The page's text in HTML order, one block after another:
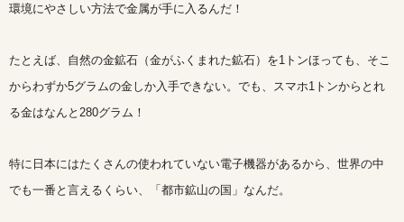
環境にやさしい方法で金属が手に入るんだ！
たとえば、自然の金鉱石（金がふくまれた鉱石）を1トンほっても、そこ
からわずか5グラムの金しか入手できない。でも、スマホ1トンからとれ
る金はなんと280グラム！
特に日本にはたくさんの使われていない電子機器があるから、世界の中
でも一番と言えるくらい、「都市鉱山の国」なんだ。